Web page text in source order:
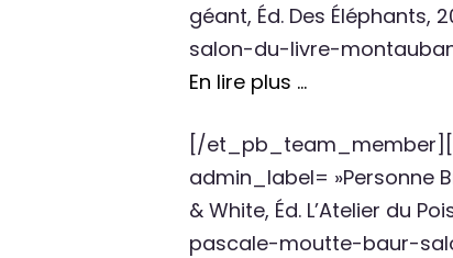
géant, Éd. Des
salon-du-livre-
En lire plus …
[/
admin_label= »Personne
& White, Éd. L’Atelier du
pascale-moutte-baur-